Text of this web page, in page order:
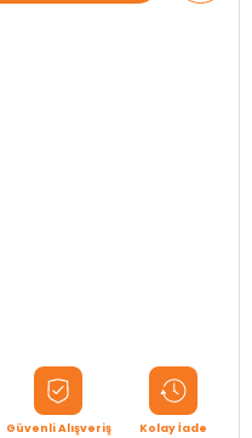
Güvenli Alışveriş
Kolay İade